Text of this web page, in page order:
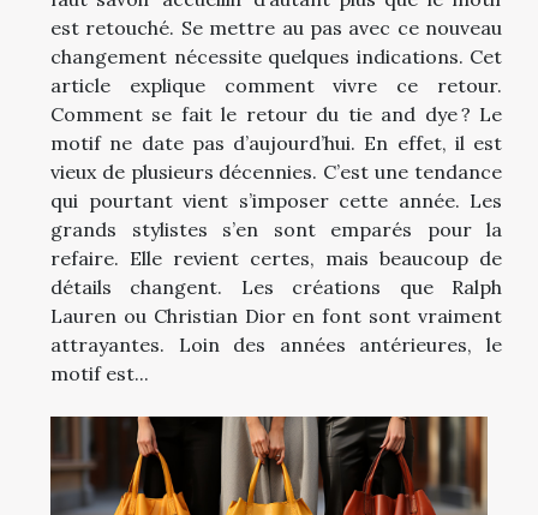
est retouché. Se mettre au pas avec ce nouveau
changement nécessite quelques indications. Cet
article explique comment vivre ce retour.
Comment se fait le retour du tie and dye ? Le
motif ne date pas d’aujourd’hui. En effet, il est
vieux de plusieurs décennies. C’est une tendance
qui pourtant vient s’imposer cette année. Les
grands stylistes s’en sont emparés pour la
refaire. Elle revient certes, mais beaucoup de
détails changent. Les créations que Ralph
Lauren ou Christian Dior en font sont vraiment
attrayantes. Loin des années antérieures, le
motif est...